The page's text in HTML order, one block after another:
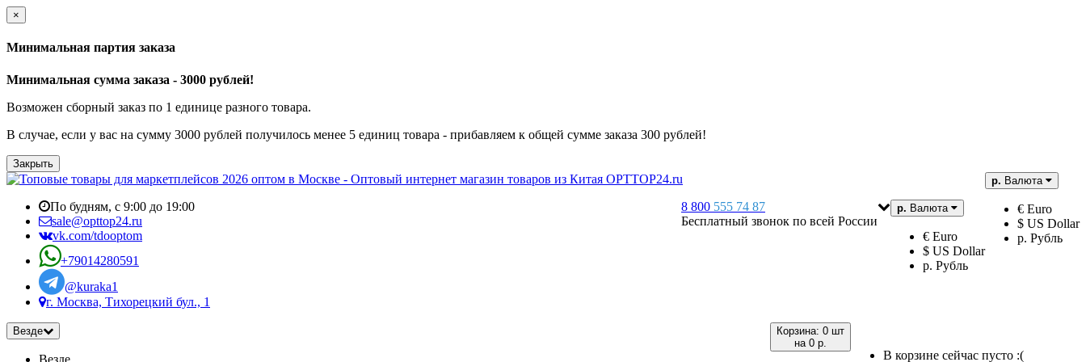
×
Минимальная партия заказа
Минимальная сумма заказа - 3000 рублей!
Возможен сборный заказ по 1 единице разного товара.
В случае, если у вас на сумму 3000 рублей получилось менее 5 единиц товара - прибавляем к общей сумме заказа 300 рублей!
Закрыть
р. Валюта
€ Euro
$ US Dollar
р. Рубль
р. Валюта
€ Euro
$ US Dollar
р. Рубль
8 800 555 74 87
Бесплатный звонок по всей России
По будням, с 9:00 до 19:00
sale@opttop24.ru
vk.com/tdooptom
+79014280591
@kuraka1
г. Москва, Тихорецкий бул., 1
Корзина: 0 шт
на 0 р.
В корзине сейчас пусто :(
Везде
Везде